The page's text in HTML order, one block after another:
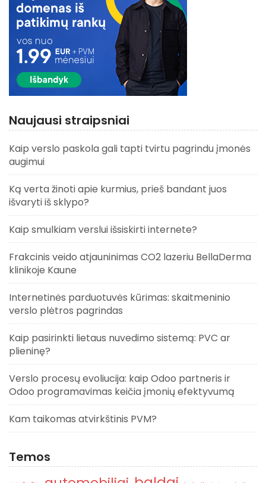
Naujausi straipsniai
Kaip verslo paskola gali tapti tvirtu pagrindu įmonės
augimui
Ką verta žinoti apie kurmius, prieš bandant juos
išvaryti iš sklypo?
Kaip smulkiam verslui išsiskirti internete?
Frakcinis veido atjauninimas CO2 lazeriu BellaDerma
klinikoje Kaune
Internetinės parduotuvės kūrimas: skaitmeninio
verslo plėtros pagrindas
Kaip pasirinkti lietaus nuvedimo sistemą: PVC ar
plieninę?
Verslo procesų evoliucija: kaip Odoo partneris ir
Odoo programavimas keičia įmonių efektyvumą
Kam taikomas atvirkštinis PVM?
Temos